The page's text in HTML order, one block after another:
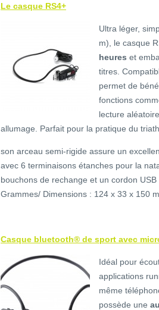
Le casque RS4+
Ultra léger,
m), le casque
heures et
titres.
permet de
fonctions
lecture
allumage. Parfait pour la pratique du
son arceau semi-rigide assure un
avec 6 terminaisons étanches pour la
bouchons de rechange et un cordon
Grammes/ Dimensions : 124 x 33 x 150
Casque bluetooth® de sport avec
Idéal pour
applications
même
possède une